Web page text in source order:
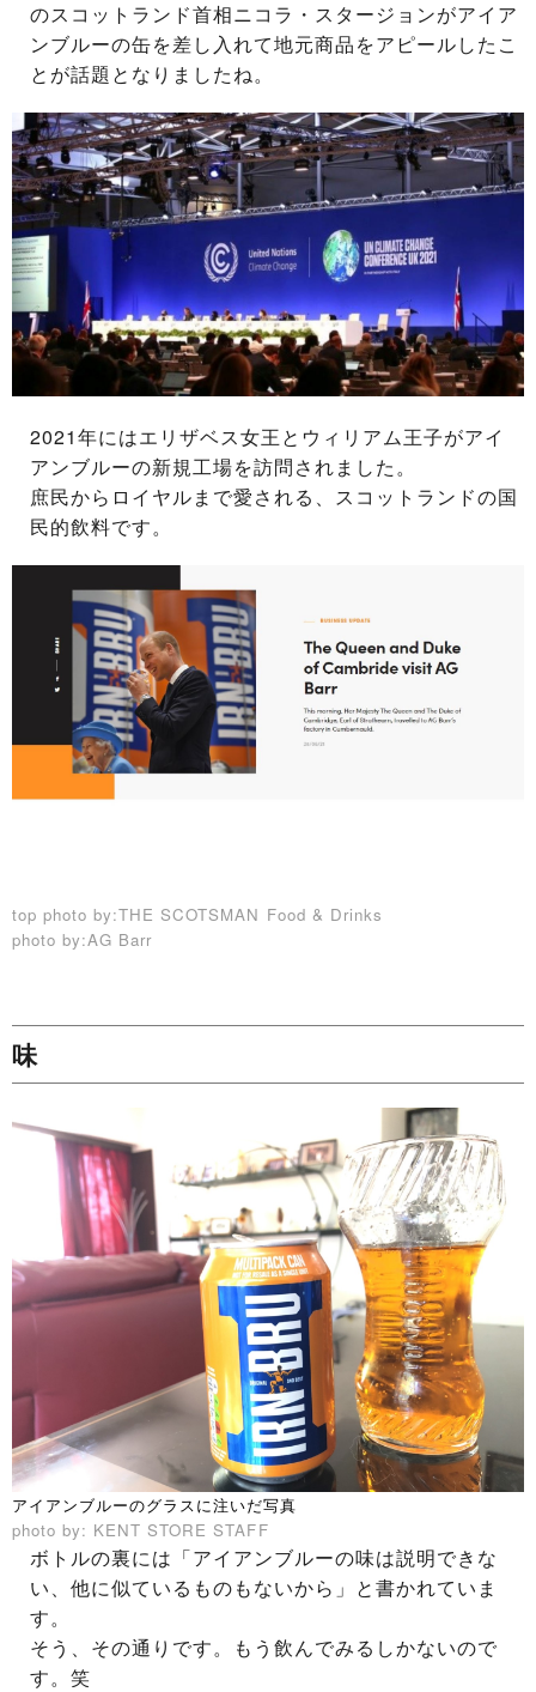
のスコットランド首相ニコラ・スタージョンがアイア
ンブルーの缶を差し入れて地元商品をアピールしたこ
とが話題となりましたね。
2021年にはエリザベス女王とウィリアム王子がアイ
アンブルーの新規工場を訪問されました。
庶民からロイヤルまで愛される、スコットランドの国
民的飲料です。
top photo by:THE SCOTSMAN Food & Drinks
photo by:AG Barr
味
アイアンブルーのグラスに注いだ写真
photo by: KENT STORE STAFF
ボトルの裏には「アイアンブルーの味は説明できな
い、他に似ているものもないから」と書かれていま
す。
そう、その通りです。もう飲んでみるしかないので
す。笑